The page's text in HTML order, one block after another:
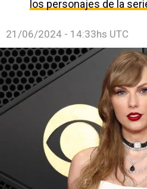
los personajes de la
21/06/2024 - 14:33hs UTC